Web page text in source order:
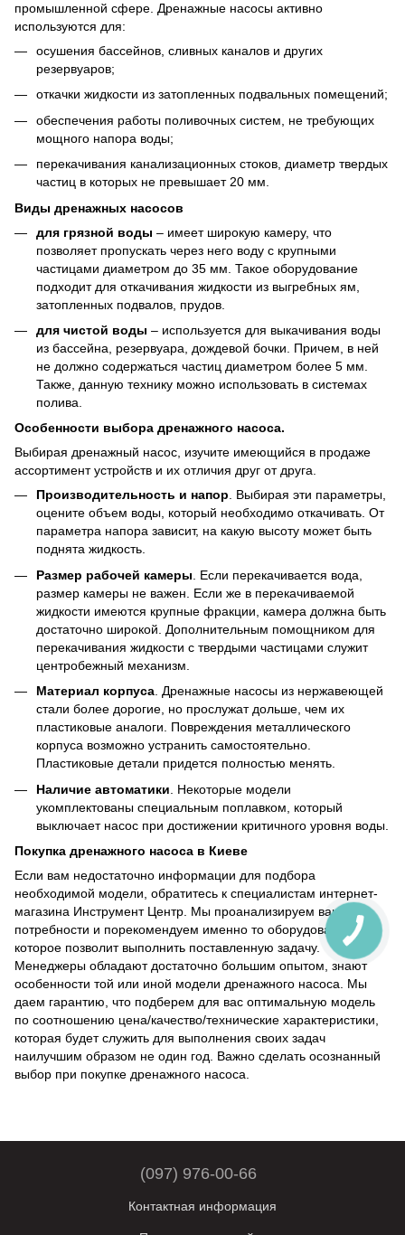
промышленной сфере. Дренажные насосы активно
используются для:
осушения бассейнов, сливных каналов и других
резервуаров;
откачки жидкости из затопленных подвальных помещений;
обеспечения работы поливочных систем, не требующих
мощного напора воды;
перекачивания канализационных стоков, диаметр твердых
частиц в которых не превышает 20 мм.
Виды дренажных насосов
для грязной воды – имеет широкую камеру, что
позволяет пропускать через него воду с крупными
частицами диаметром до 35 мм. Такое оборудование
подходит для откачивания жидкости из выгребных ям,
затопленных подвалов, прудов.
для чистой воды – используется для выкачивания воды
из бассейна, резервуара, дождевой бочки. Причем, в ней
не должно содержаться частиц диаметром более 5 мм.
Также, данную технику можно использовать в системах
полива.
Особенности выбора дренажного насоса.
Выбирая дренажный насос, изучите имеющийся в продаже
ассортимент устройств и их отличия друг от друга.
Производительность и напор. Выбирая эти параметры,
оцените объем воды, который необходимо откачивать. От
параметра напора зависит, на какую высоту может быть
поднята жидкость.
Размер рабочей камеры . Если перекачивается вода,
размер камеры не важен. Если же в перекачиваемой
жидкости имеются крупные фракции, камера должна быть
достаточно широкой. Дополнительным помощником для
перекачивания жидкости с твердыми частицами служит
центробежный механизм.
Материал корпуса . Дренажные насосы из нержавеющей
стали более дорогие, но прослужат дольше, чем их
пластиковые аналоги. Повреждения металлического
корпуса возможно устранить самостоятельно.
Пластиковые детали придется полностью менять.
Наличие автоматики . Некоторые модели
укомплектованы специальным поплавком, который
выключает насос при достижении критичного уровня воды.
Покупка дренажного насоса в Киеве
Если вам недостаточно информации для подбора
необходимой модели, обратитесь к специалистам интернет-
магазина Инструмент Центр. Мы проанализируем ваши
потребности и порекомендуем именно то оборудование,
которое позволит выполнить поставленную задачу.
Менеджеры обладают достаточно большим опытом, знают
особенности той или иной модели дренажного насоса. Мы
даем гарантию, что подберем для вас оптимальную модель
по соотношению цена/качество/технические характеристики,
которая будет служить для выполнения своих задач
наилучшим образом не один год. Важно сделать осознанный
выбор при покупке дренажного насоса.
(097) 976-00-66
Контактная информация